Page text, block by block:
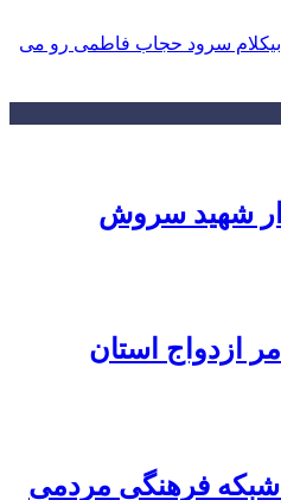
سرود حجاب فاطمی رو می
شهید سروش
ازدواج استان
فرهنگی مردمی